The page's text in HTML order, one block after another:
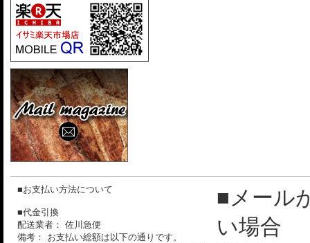
■お支払い方法について
■代金引換
配送業者： 佐川急便
備考： お支払い総額は以下の通りです。
■メール
い場合